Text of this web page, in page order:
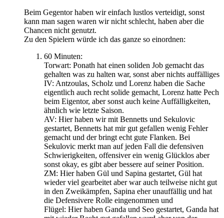
Beim Gegentor haben wir einfach lustlos verteidigt, sonst
kann man sagen waren wir nicht schlecht, haben aber die
Chancen nicht genutzt.
Zu den Spielern würde ich das ganze so einordnen:
60 Minuten:
Torwart: Ponath hat einen soliden Job gemacht das
gehalten was zu halten war, sonst aber nichts auffälliges
IV: Antzoulas, Scholz und Lorenz haben die Sache
eigentlich auch recht solide gemacht, Lorenz hatte Pech
beim Eigentor, aber sonst auch keine Auffälligkeiten,
ähnlich wie letzte Saison.
AV: Hier haben wir mit Bennetts und Sekulovic
gestartet, Bennetts hat mir gut gefallen wenig Fehler
gemacht und der bringt echt gute Flanken. Bei
Sekulovic merkt man auf jeden Fall die defensiven
Schwierigkeiten, offensiver ein wenig Glücklos aber
sonst okay, es gibt aber bessere auf seiner Position.
ZM: Hier haben Gül und Sapina gestartet, Gül hat
wieder viel gearbeitet aber war auch teilweise nicht gut
in den Zweikämpfen, Sapina eher unauffällig und hat
die Defensivere Rolle eingenommen und
Flügel: Hier haben Ganda und Seo gestartet, Ganda hat